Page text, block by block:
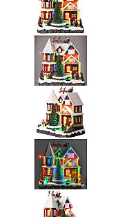
Previous
slide
Next
slide